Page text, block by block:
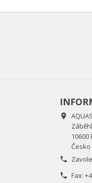

10600
Česko

 Fax: